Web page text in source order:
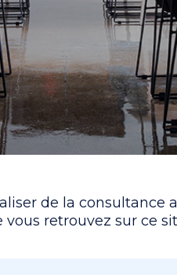
de la consultance
retrouvez sur ce